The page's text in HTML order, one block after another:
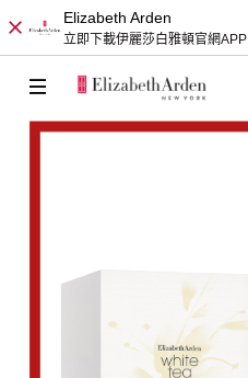
Elizabeth Arden
立即下載伊麗莎白雅頓官網APP